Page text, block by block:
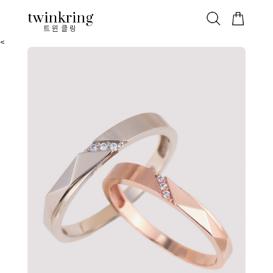
트윈클링
ALL 베스트 안쪽막음 웨딩/다이아 가드링/반지
<